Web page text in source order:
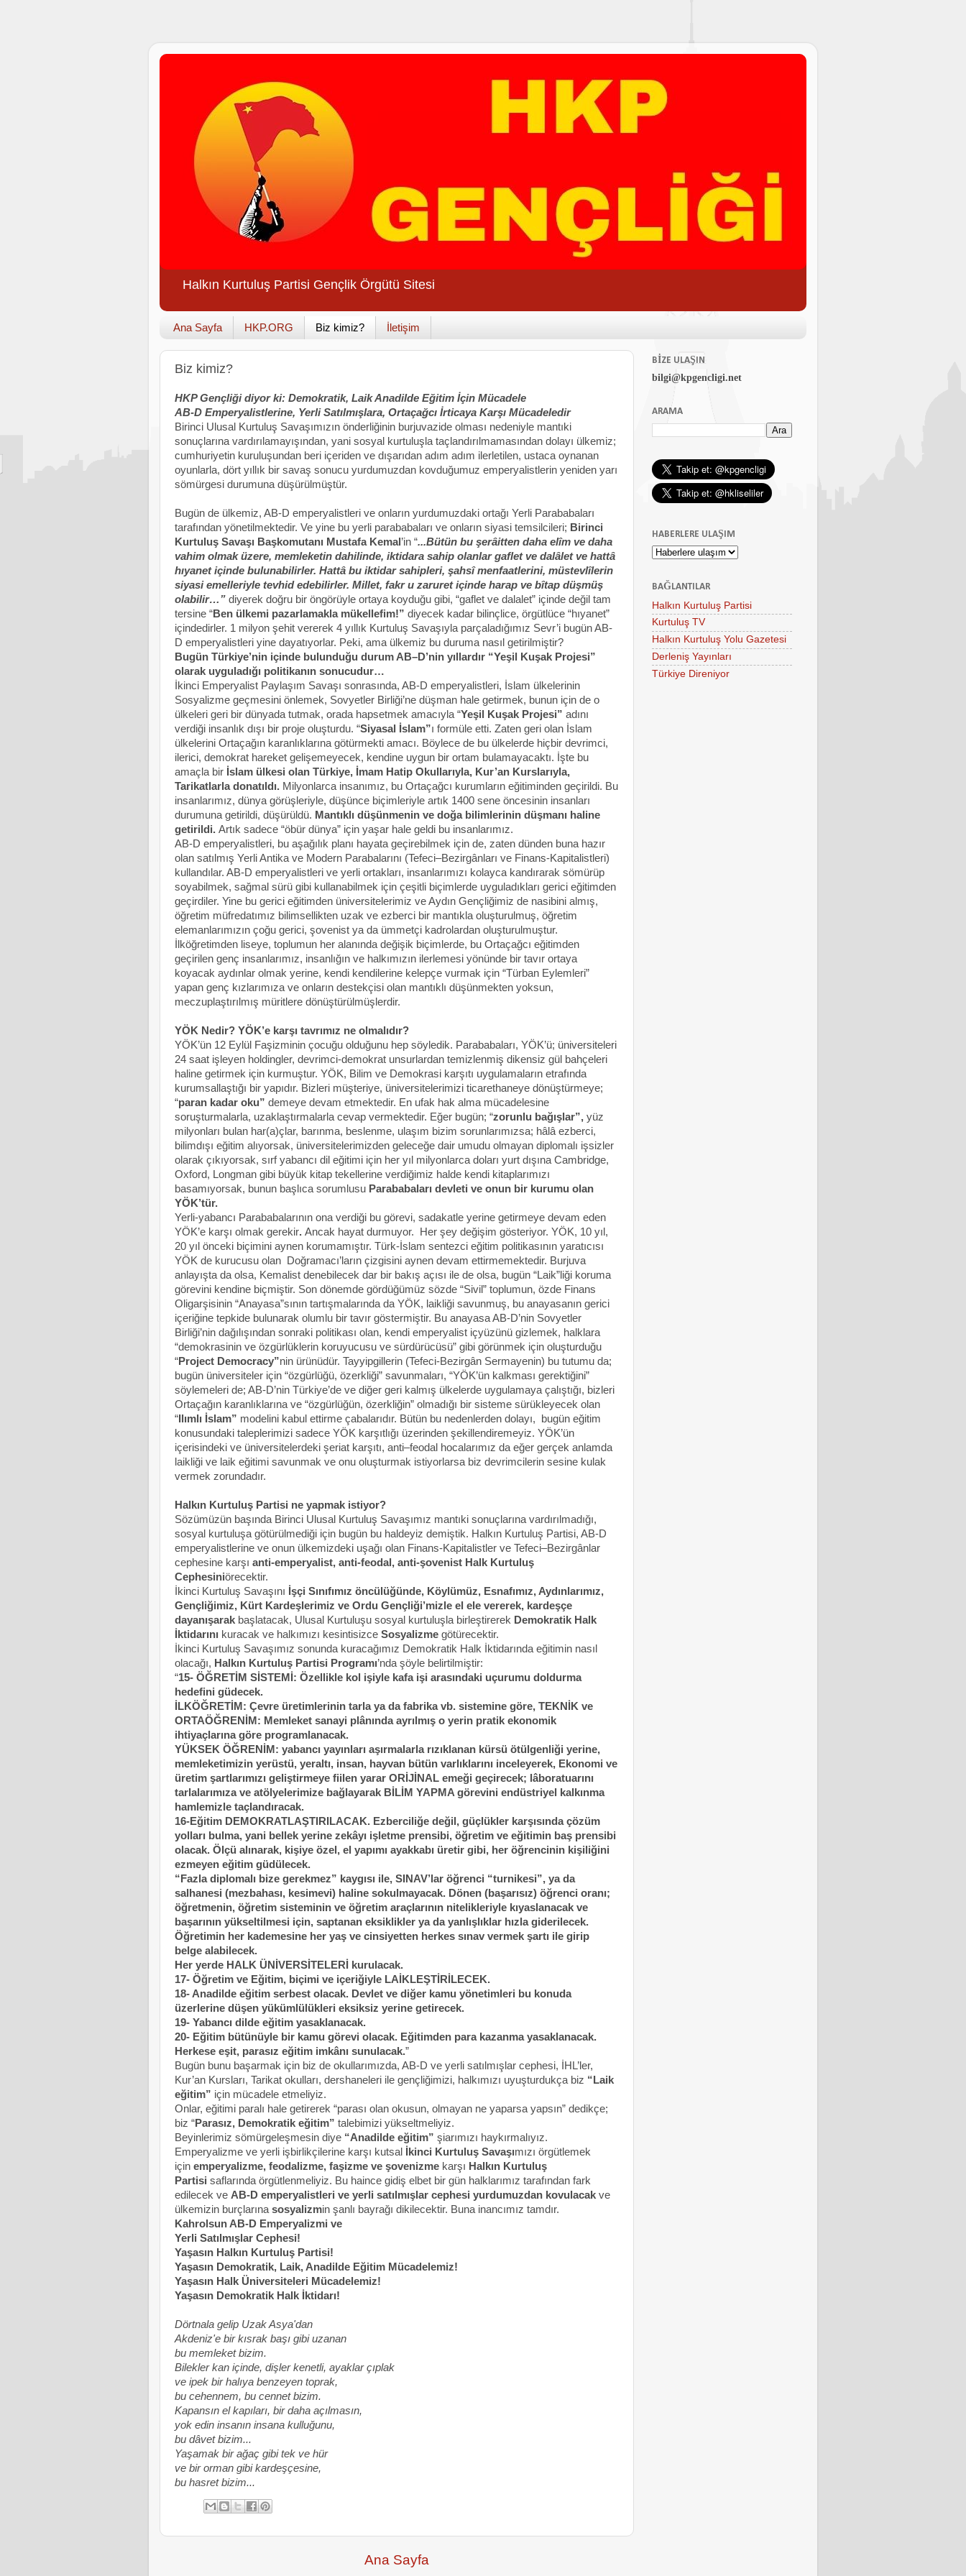
Halkın Kurtuluş Partisi Gençlik Örgütü Sitesi
Ana Sayfa HKP.ORG Biz kimiz? İletişim
Biz kimiz?
HKP Gençliği diyor ki: Demokratik, Laik Anadilde Eğitim İçin Mücadele
AB-D Emperyalistlerine, Yerli Satılmışlara, Ortaçağcı İrticaya Karşı Mücadeledir
Birinci Ulusal Kurtuluş Savaşımızın önderliğinin burjuvazide olması nedeniyle mantıki
sonuçlarına vardırılamayışından, yani sosyal kurtuluşla taçlandırılmamasından dolayı ülkemiz;
cumhuriyetin kuruluşundan beri içeriden ve dışarıdan adım adım ilerletilen, ustaca oynanan
oyunlarla, dört yıllık bir savaş sonucu yurdumuzdan kovduğumuz emperyalistlerin yeniden yarı
sömürgesi durumuna düşürülmüştür.
Bugün de ülkemiz, AB-D emperyalistleri ve onların yurdumuzdaki ortağı Yerli Parababaları
tarafından yönetilmektedir. Ve yine bu yerli parababaları ve onların siyasi temsilcileri; Birinci
Kurtuluş Savaşı Başkomutanı Mustafa Kemal ’in “...Bütün bu şerâitten daha elîm ve daha
vahim olmak üzere, memleketin dahilinde, iktidara sahip olanlar gaflet ve dalâlet ve hattâ
hıyanet içinde bulunabilirler. Hattâ bu iktidar sahipleri, şahsî menfaatlerini, müstevlîlerin
siyasi emelleriyle tevhid edebilirler. Millet, fakr u zaruret içinde harap ve bîtap düşmüş
olabilir…” diyerek doğru bir öngörüyle ortaya koyduğu gibi, “gaflet ve dalalet” içinde değil tam
tersine “Ben ülkemi pazarlamakla mükellefim!” diyecek kadar bilinçlice, örgütlüce “hıyanet”
içindedirler. 1 milyon şehit vererek 4 yıllık Kurtuluş Savaşıyla parçaladığımız Sevr’i bugün AB-
D emperyalistleri yine dayatıyorlar. Peki, ama ülkemiz bu duruma nasıl getirilmiştir?
Bugün Türkiye’nin içinde bulunduğu durum AB–D’nin yıllardır “Yeşil Kuşak Projesi”
olarak uyguladığı politikanın sonucudur…
İkinci Emperyalist Paylaşım Savaşı sonrasında, AB-D emperyalistleri, İslam ülkelerinin
Sosyalizme geçmesini önlemek, Sovyetler Birliği’ne düşman hale getirmek, bunun için de o
ülkeleri geri bir dünyada tutmak, orada hapsetmek amacıyla “Yeşil Kuşak Projesi” adını
verdiği insanlık dışı bir proje oluşturdu. “Siyasal İslam”ı formüle etti. Zaten geri olan İslam
ülkelerini Ortaçağın karanlıklarına götürmekti amacı. Böylece de bu ülkelerde hiçbir devrimci,
ilerici, demokrat hareket gelişemeyecek, kendine uygun bir ortam bulamayacaktı. İşte bu
amaçla bir İslam ülkesi olan Türkiye, İmam Hatip Okullarıyla, Kur’an Kurslarıyla,
Tarikatlarla donatıldı. Milyonlarca insanımız, bu Ortaçağcı kurumların eğitiminden geçirildi. Bu
insanlarımız, dünya görüşleriyle, düşünce biçimleriyle artık 1400 sene öncesinin insanları
durumuna getirildi, düşürüldü. Mantıklı düşünmenin ve doğa bilimlerinin düşmanı haline
getirildi. Artık sadece “öbür dünya” için yaşar hale geldi bu insanlarımız.
AB-D emperyalistleri, bu aşağılık planı hayata geçirebilmek için de, zaten dünden buna hazır
olan satılmış Yerli Antika ve Modern Parabalarını (Tefeci–Bezirgânları ve Finans-Kapitalistleri)
kullandılar. AB-D emperyalistleri ve yerli ortakları, insanlarımızı kolayca kandırarak sömürüp
soyabilmek, sağmal sürü gibi kullanabilmek için çeşitli biçimlerde uyguladıkları gerici eğitimden
geçirdiler. Yine bu gerici eğitimden üniversitelerimiz ve Aydın Gençliğimiz de nasibini almış,
öğretim müfredatımız bilimsellikten uzak ve ezberci bir mantıkla oluşturulmuş, öğretim
elemanlarımızın çoğu gerici, şovenist ya da ümmetçi kadrolardan oluşturulmuştur.
İlköğretimden liseye, toplumun her alanında değişik biçimlerde, bu Ortaçağcı eğitimden
geçirilen genç insanlarımız, insanlığın ve halkımızın ilerlemesi yönünde bir tavır ortaya
koyacak aydınlar olmak yerine, kendi kendilerine kelepçe vurmak için “Türban Eylemleri”
yapan genç kızlarımıza ve onların destekçisi olan mantıklı düşünmekten yoksun,
meczuplaştırılmış müritlere dönüştürülmüşlerdir.
YÖK Nedir? YÖK’e karşı tavrımız ne olmalıdır?
YÖK’ün 12 Eylül Faşizminin çocuğu olduğunu hep söyledik. Parababaları, YÖK’ü; üniversiteleri
24 saat işleyen holdingler, devrimci-demokrat unsurlardan temizlenmiş dikensiz gül bahçeleri
haline getirmek için kurmuştur. YÖK, Bilim ve Demokrasi karşıtı uygulamaların etrafında
kurumsallaştığı bir yapıdır. Bizleri müşteriye, üniversitelerimizi ticarethaneye dönüştürmeye;
“paran kadar oku” demeye devam etmektedir. En ufak hak alma mücadelesine
soruşturmalarla, uzaklaştırmalarla cevap vermektedir. Eğer bugün; “zorunlu bağışlar”, yüz
milyonları bulan har(a)çlar, barınma, beslenme, ulaşım bizim sorunlarımızsa; hâlâ ezberci,
bilimdışı eğitim alıyorsak, üniversitelerimizden geleceğe dair umudu olmayan diplomalı işsizler
olarak çıkıyorsak, sırf yabancı dil eğitimi için her yıl milyonlarca doları yurt dışına Cambridge,
Oxford, Longman gibi büyük kitap tekellerine verdiğimiz halde kendi kitaplarımızı
basamıyorsak, bunun başlıca sorumlusu Parababaları devleti ve onun bir kurumu olan
YÖK’tür.
Yerli-yabancı Parababalarının ona verdiği bu görevi, sadakatle yerine getirmeye devam eden
YÖK’e karşı olmak gerekir. Ancak hayat durmuyor. Her şey değişim gösteriyor. YÖK, 10 yıl,
20 yıl önceki biçimini aynen korumamıştır. Türk-İslam sentezci eğitim politikasının yaratıcısı
YÖK de kurucusu olan Doğramacı’ların çizgisini aynen devam ettirmemektedir. Burjuva
anlayışta da olsa, Kemalist denebilecek dar bir bakış açısı ile de olsa, bugün “Laik”liği koruma
görevini kendine biçmiştir. Son dönemde gördüğümüz sözde “Sivil” toplumun, özde Finans
Oligarşisinin “Anayasa”sının tartışmalarında da YÖK, laikliği savunmuş, bu anayasanın gerici
içeriğine tepkide bulunarak olumlu bir tavır göstermiştir. Bu anayasa AB-D’nin Sovyetler
Birliği’nin dağılışından sonraki politikası olan, kendi emperyalist içyüzünü gizlemek, halklara
“demokrasinin ve özgürlüklerin koruyucusu ve sürdürücüsü” gibi görünmek için oluşturduğu
“Project Democracy”nin ürünüdür. Tayyipgillerin (Tefeci-Bezirgân Sermayenin) bu tutumu da;
bugün üniversiteler için “özgürlüğü, özerkliği” savunmaları, “YÖK’ün kalkması gerektiğini”
söylemeleri de; AB-D’nin Türkiye’de ve diğer geri kalmış ülkelerde uygulamaya çalıştığı, bizleri
Ortaçağın karanlıklarına ve “özgürlüğün, özerkliğin” olmadığı bir sisteme sürükleyecek olan
“ Ilımlı İslam” modelini kabul ettirme çabalarıdır. Bütün bu nedenlerden dolayı, bugün eğitim
konusundaki taleplerimizi sadece YÖK karşıtlığı üzerinden şekillendiremeyiz. YÖK’ün
içerisindeki ve üniversitelerdeki şeriat karşıtı, anti–feodal hocalarımız da eğer gerçek anlamda
laikliği ve laik eğitimi savunmak ve onu oluşturmak istiyorlarsa biz devrimcilerin sesine kulak
vermek zorundadır.
Halkın Kurtuluş Partisi ne yapmak istiyor?
Sözümüzün başında Birinci Ulusal Kurtuluş Savaşımız mantıki sonuçlarına vardırılmadığı,
sosyal kurtuluşa götürülmediği için bugün bu haldeyiz demiştik. Halkın Kurtuluş Partisi, AB-D
emperyalistlerine ve onun ülkemizdeki uşağı olan Finans-Kapitalistler ve Tefeci–Bezirgânlar
cephesine karşı anti-emperyalist, anti-feodal, anti-şovenist Halk Kurtuluş
Cephesiniörecektir.
İkinci Kurtuluş Savaşını İşçi Sınıfımız öncülüğünde, Köylümüz, Esnafımız, Aydınlarımız,
Gençliğimiz, Kürt Kardeşlerimiz ve Ordu Gençliği’mizle el ele vererek, kardeşçe
dayanışarak başlatacak, Ulusal Kurtuluşu sosyal kurtuluşla birleştirerek Demokratik Halk
İktidarını kuracak ve halkımızı kesintisizce Sosyalizme götürecektir.
İkinci Kurtuluş Savaşımız sonunda kuracağımız Demokratik Halk İktidarında eğitimin nasıl
olacağı, Halkın Kurtuluş Partisi Programı’nda şöyle belirtilmiştir:
“15- ÖĞRETİM SİSTEMİ: Özellikle kol işiyle kafa işi arasındaki uçurumu doldurma
hedefini güdecek.
İLKÖĞRETİM: Çevre üretimlerinin tarla ya da fabrika vb. sistemine göre, TEKNİK ve
ORTAÖĞRENİM: Memleket sanayi plânında ayrılmış o yerin pratik ekonomik
ihtiyaçlarına göre programlanacak.
YÜKSEK ÖĞRENİM: yabancı yayınları aşırmalarla rızıklanan kürsü ötülgenliği yerine,
memleketimizin yerüstü, yeraltı, insan, hayvan bütün varlıklarını inceleyerek, Ekonomi ve
üretim şartlarımızı geliştirmeye fiilen yarar ORİJİNAL emeği geçirecek; lâboratuarını
tarlalarımıza ve atölyelerimize bağlayarak BİLİM YAPMA görevini endüstriyel kalkınma
hamlemizle taçlandıracak.
16-Eğitim DEMOKRATLAŞTIRILACAK. Ezberciliğe değil, güçlükler karşısında çözüm
yolları bulma, yani bellek yerine zekâyı işletme prensibi, öğretim ve eğitimin baş prensibi
olacak. Ölçü alınarak, kişiye özel, el yapımı ayakkabı üretir gibi, her öğrencinin kişiliğini
ezmeyen eğitim güdülecek.
“Fazla diplomalı bize gerekmez” kaygısı ile, SINAV’lar öğrenci “turnikesi”, ya da
salhanesi (mezbahası, kesimevi) haline sokulmayacak. Dönen (başarısız) öğrenci oranı;
öğretmenin, öğretim sisteminin ve öğretim araçlarının nitelikleriyle kıyaslanacak ve
başarının yükseltilmesi için, saptanan eksiklikler ya da yanlışlıklar hızla giderilecek.
Öğretimin her kademesine her yaş ve cinsiyetten herkes sınav vermek şartı ile girip
belge alabilecek.
Her yerde HALK ÜNİVERSİTELERİ kurulacak.
17- Öğretim ve Eğitim, biçimi ve içeriğiyle LAİKLEŞTİRİLECEK.
18- Anadilde eğitim serbest olacak. Devlet ve diğer kamu yönetimleri bu konuda
üzerlerine düşen yükümlülükleri eksiksiz yerine getirecek.
19- Yabancı dilde eğitim yasaklanacak.
20- Eğitim bütünüyle bir kamu görevi olacak. Eğitimden para kazanma yasaklanacak.
Herkese eşit, parasız eğitim imkânı sunulacak.”
Bugün bunu başarmak için biz de okullarımızda, AB-D ve yerli satılmışlar cephesi, İHL’ler,
Kur’an Kursları, Tarikat okulları, dershaneleri ile gençliğimizi, halkımızı uyuşturdukça biz “Laik
eğitim” için mücadele etmeliyiz.
Onlar, eğitimi paralı hale getirerek “parası olan okusun, olmayan ne yaparsa yapsın” dedikçe;
biz “Parasız, Demokratik eğitim” talebimizi yükseltmeliyiz.
Beyinlerimiz sömürgeleşmesin diye “Anadilde eğitim” şiarımızı haykırmalıyız.
Emperyalizme ve yerli işbirlikçilerine karşı kutsal
İkinci Kurtuluş Savaşımızı örgütlemek
için emperyalizme, feodalizme, faşizme ve şovenizme karşı Halkın Kurtuluş
Partisi saflarında örgütlenmeliyiz. Bu haince gidiş elbet bir gün halklarımız tarafından fark
edilecek ve AB-D emperyalistleri ve yerli satılmışlar cephesi yurdumuzdan kovulacak ve
ülkemizin burçlarına sosyalizmin şanlı bayrağı dikilecektir. Buna inancımız tamdır.
Kahrolsun AB-D Emperyalizmi ve
Yerli Satılmışlar Cephesi!
Yaşasın Halkın Kurtuluş Partisi!
Yaşasın Demokratik, Laik, Anadilde Eğitim Mücadelemiz!
Yaşasın Halk Üniversiteleri Mücadelemiz!
Yaşasın Demokratik Halk İktidarı!
Dörtnala gelip Uzak Asya'dan
Akdeniz'e bir kısrak başı gibi uzanan
bu memleket bizim.
Bilekler kan içinde, dişler kenetli, ayaklar çıplak
ve ipek bir halıya benzeyen toprak,
bu cehennem, bu cennet bizim.
Kapansın el kapıları, bir daha açılmasın,
yok edin insanın insana kulluğunu,
bu dâvet bizim...
Yaşamak bir ağaç gibi tek ve hür
ve bir orman gibi kardeşçesine,
bu hasret bizim...
Ana Sayfa
BIZE ULAŞIN
bilgi@kpgencligi.net
ARAMA
HABERLERE ULAŞIM
BAĞLANTILAR
Halkın Kurtuluş Partisi
Kurtuluş TV
Halkın Kurtuluş Yolu Gazetesi
Derleniş Yayınları
Türkiye Direniyor